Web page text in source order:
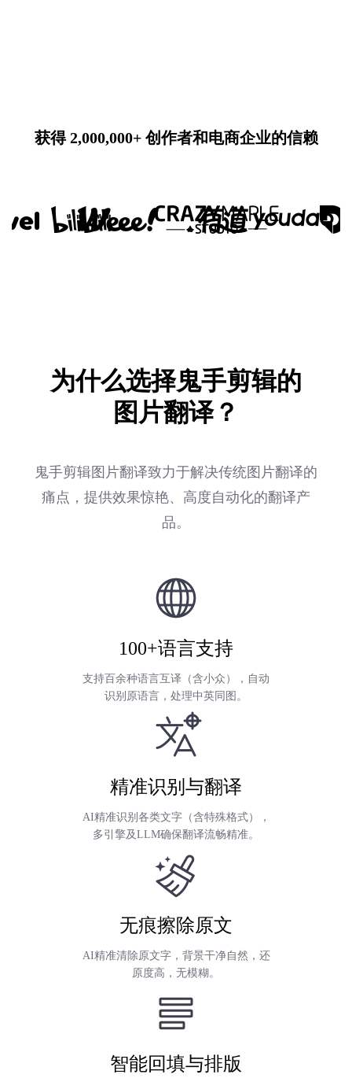
获得 2,000,000+ 创作者和电商企业的信赖
为什么选择鬼手剪辑的
图片翻译？
鬼手剪辑图片翻译致力于解决传统图片翻译的
痛点，提供效果惊艳、高度自动化的翻译产
品。
100+语言支持
支持百余种语言互译（含小众），自动
识别原语言，处理中英同图。
精准识别与翻译
AI精准识别各类文字（含特殊格式），
多引擎及LLM确保翻译流畅精准。
无痕擦除原文
AI精准清除原文字，背景干净自然，还
原度高，无模糊。
智能回填与排版